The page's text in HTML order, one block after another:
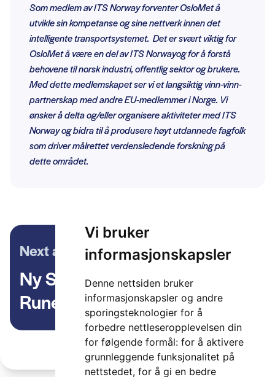
Vi bruker
informasjonskapsler
Denne nettsiden bruker
informasjonskapsler og andre
sporingsteknologier for å
forbedre nettleseropplevelsen din
for følgende formål: for å aktivere
grunnleggende funksjonalitet på
nettstedet, for å gi en bedre
Som medlem av ITS Norway forventer OsloMet å
utvikle sin kompetanse og sine nettverk innen det
intelligente transportsystemet. Det er svært viktig for
OsloMet å være en del av ITS Norwayog for å forstå
behovene til norsk industri, offentlig sektor og brukere.
Med dette medlemskapet ser vi et langsiktig vinn-vinn-
partnerskap med andre EU-medlemmer i Norge. Vi
ønsker å delta og/eller organisere aktiviteter med ITS
Norway og bidra til å produsere høyt utdannede fagfolk
som driver målrettet verdensledende forskning på
dette området.
Next article
Ny Straight Forward med
Rune Winther